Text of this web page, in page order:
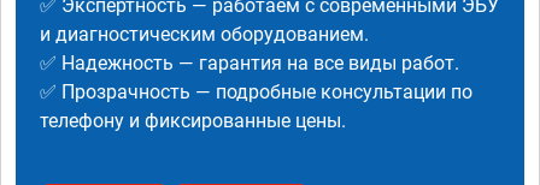
✅ Экспертность — работаем с современными ЭБУ
и диагностическим оборудованием.
✅ Надежность — гарантия на все виды работ.
✅ Прозрачность — подробные консультации по
телефону и фиксированные цены.